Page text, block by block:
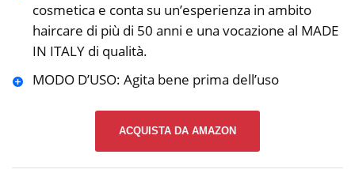
cosmetica e conta su un’esperienza in ambito
haircare di più di 50 anni e una vocazione al MADE
IN ITALY di qualità.
MODO D’USO: Agita bene prima dell’uso
ACQUISTA DA AMAZON